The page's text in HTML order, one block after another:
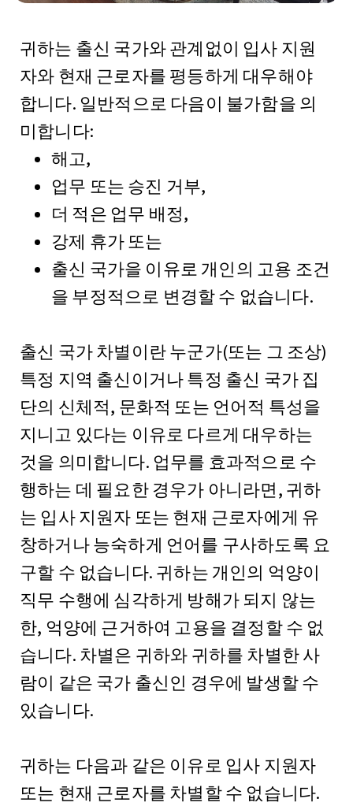
귀하는 출신 국가와 관계없이 입사 지원
자와 현재 근로자를 평등하게 대우해야
합니다. 일반적으로 다음이 불가함을 의
미합니다:
해고,
업무 또는 승진 거부,
더 적은 업무 배정,
강제 휴가 또는
출신 국가을 이유로 개인의 고용 조건
을 부정적으로 변경할 수 없습니다.
출신 국가 차별이란 누군가(또는 그 조상)
특정 지역 출신이거나 특정 출신 국가 집
단의 신체적, 문화적 또는 언어적 특성을
지니고 있다는 이유로 다르게 대우하는
것을 의미합니다. 업무를 효과적으로 수
행하는 데 필요한 경우가 아니라면, 귀하
는 입사 지원자 또는 현재 근로자에게 유
창하거나 능숙하게 언어를 구사하도록 요
구할 수 없습니다. 귀하는 개인의 억양이
직무 수행에 심각하게 방해가 되지 않는
한, 억양에 근거하여 고용을 결정할 수 없
습니다. 차별은 귀하와 귀하를 차별한 사
람이 같은 국가 출신인 경우에 발생할 수
있습니다.
귀하는 다음과 같은 이유로 입사 지원자
또는 현재 근로자를 차별할 수 없습니다.